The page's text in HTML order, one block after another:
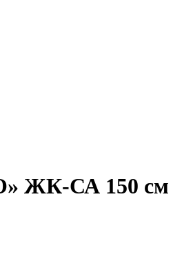
ЖК-СА 150 см